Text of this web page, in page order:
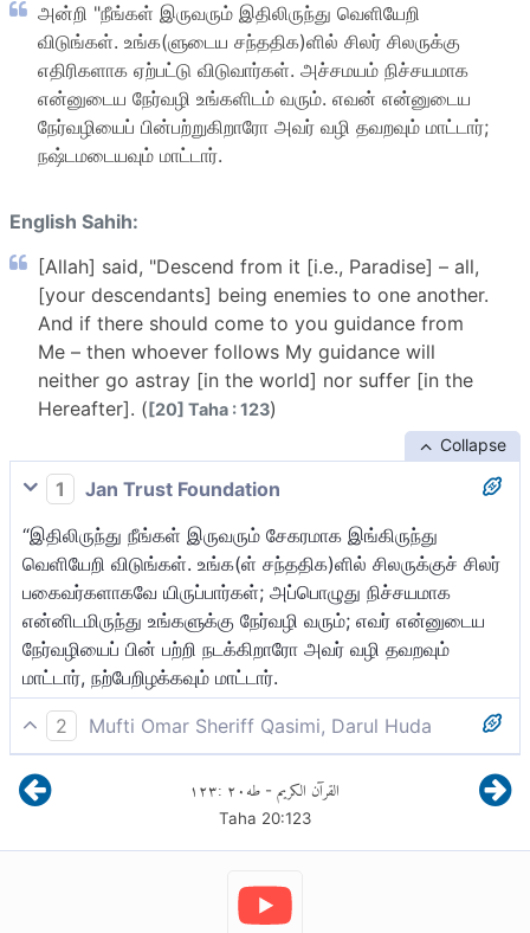
அன்றி "நீங்கள் இருவரும் இதிலிருந்து வெளியேறி
விடுங்கள். உங்க(ளுடைய சந்ததிக)ளில் சிலர் சிலருக்கு
எதிரிகளாக ஏற்பட்டு விடுவார்கள். அச்சமயம் நிச்சயமாக
என்னுடைய நேர்வழி உங்களிடம் வரும். எவன் என்னுடைய
நேர்வழியைப் பின்பற்றுகிறாரோ அவர் வழி தவறவும் மாட்டார்;
நஷ்டமடையவும் மாட்டார்.
English Sahih:
[Allah] said, "Descend from it [i.e., Paradise] – all,
[your descendants] being enemies to one another.
And if there should come to you guidance from
Me – then whoever follows My guidance will
neither go astray [in the world] nor suffer [in the
Hereafter]. ([20] Taha : 123)
Collapse
1
Jan Trust Foundation
“இதிலிருந்து நீங்கள் இருவரும் சேகரமாக இங்கிருந்து
வெளியேறி விடுங்கள். உங்க(ள் சந்ததிக)ளில் சிலருக்குச் சிலர்
பகைவர்களாகவே யிருப்பார்கள்; அப்பொழுது நிச்சயமாக
என்னிடமிருந்து உங்களுக்கு நேர்வழி வரும்; எவர் என்னுடைய
நேர்வழியைப் பின் பற்றி நடக்கிறாரோ அவர் வழி தவறவும்
மாட்டார், நற்பேறிழக்கவும் மாட்டார்.
2
Mufti Omar Sheriff Qasimi, Darul Huda
(அல்லாஹ்) கூறினான்: “நீங்கள் அனைவரும் இதிலிருந்து
இறங்குங்கள். உங்களில் சிலர் சிலருக்கு எதிரி ஆவர்.
என்னிடமிருந்து உங்களுக்கு நேர்வழி வந்தால் எவர் எனது
நேர்வழியை பின்பற்றுவாரோ அவர் வழிதவற மாட்டார்;
(மறுமையில்) சிரமப்பட மாட்டார்.
القرآن الكريم - طه٢٠:١٢٣
Taha 20:123